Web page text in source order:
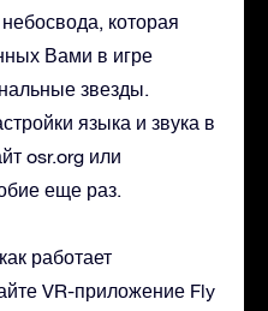
которая
Вами в игре
звезды.
языка и звука в
osr.org или
еще раз.
работает
VR-приложение Fly